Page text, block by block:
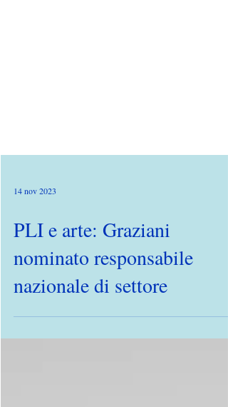
PLI e arte: Graziani
nominato responsabile
nazionale di settore